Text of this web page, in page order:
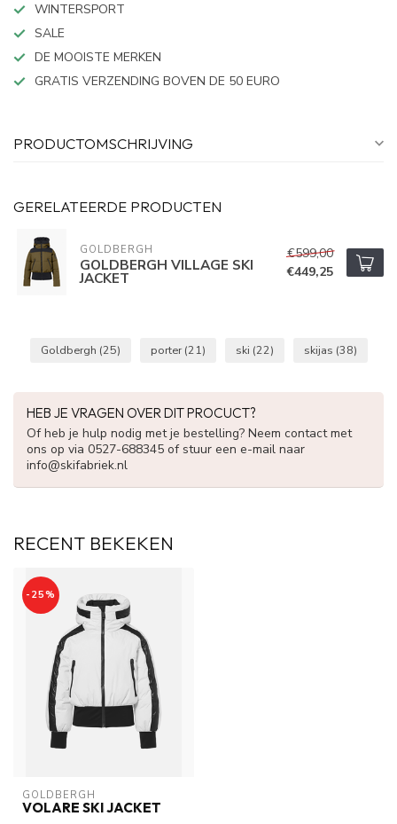
WINTERSPORT
SALE
DE MOOISTE MERKEN
GRATIS VERZENDING BOVEN DE 50 EURO
PRODUCTOMSCHRIJVING
GERELATEERDE PRODUCTEN
GOLDBERGH
GOLDBERGH VILLAGE SKI
JACKET
€599,00
€449,25
Goldbergh (25) porter (21) ski (22) skijas (38)
HEB JE VRAGEN OVER DIT PROCUCT?
Of heb je hulp nodig met je bestelling? Neem contact met
ons op via 0527-688345 of stuur een e-mail naar
info@skifabriek.nl
RECENT BEKEKEN
-25%
GOLDBERGH
VOLARE SKI JACKET